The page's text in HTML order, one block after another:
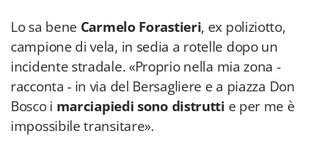
Lo sa bene Carmelo Forastieri, ex poliziotto,
campione di vela, in sedia a rotelle dopo un
incidente stradale. «Proprio nella mia zona -
racconta - in via del Bersagliere e a piazza Don
Bosco i marciapiedi sono distrutti e per me è
impossibile transitare».